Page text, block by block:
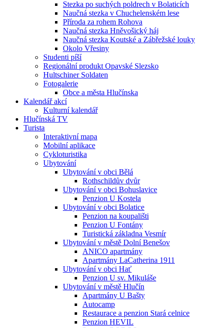
Stezka po suchých poldrech v Bolaticích
Naučná stezka v Chuchelenském lese
Příroda za rohem Rohova
Naučná stezka Hněvošický háj
Naučná stezka Koutské a Zábřežské louky
Okolo Vřesiny
Studenti píší
Regionální produkt Opavské Slezsko
Hultschiner Soldaten
Fotogalerie
Obce a města Hlučínska
Kalendář akcí
Kulturní kalendář
Hlučínská TV
Turista
Interaktivní mapa
Mobilní aplikace
Cykloturistika
Ubytování
Ubytování v obci Bělá
Rothschildův dvůr
Ubytování v obci Bohuslavice
Penzion U Kostela
Ubytování v obci Bolatice
Penzion na koupališti
Penzion U Fontány
Turistická základna Vesmír
Ubytování v městě Dolní Benešov
ANICO apartmány
Apartmány LaCatherina 1911
Ubytování v obci Hať
Penzion U sv. Mikuláše
Ubytování v městě Hlučín
Apartmány U Bašty
Autocamp
Restaurace a penzion Stará celnice
Penzion HEVIL